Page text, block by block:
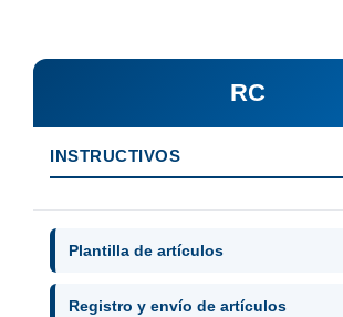
RC
INSTRUCTIVOS
Plantilla de artículos
Registro y envío de artículos